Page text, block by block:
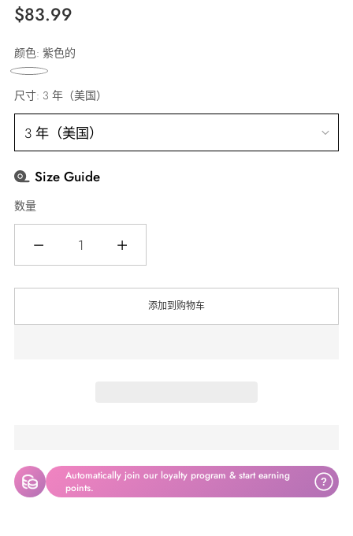
正
常
价
格
$83.99
颜色: 紫色的
尺寸: 3 年（美国）
Size Guide
数量
添加到购物车
Automatically join our loyalty program & start earning
points.
?